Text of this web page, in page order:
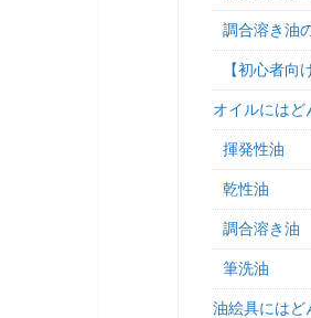
調合溶き油
【初心者向
オイルにはど
揮発性油
乾性油
調合溶き油
筆洗油
油絵具にはど